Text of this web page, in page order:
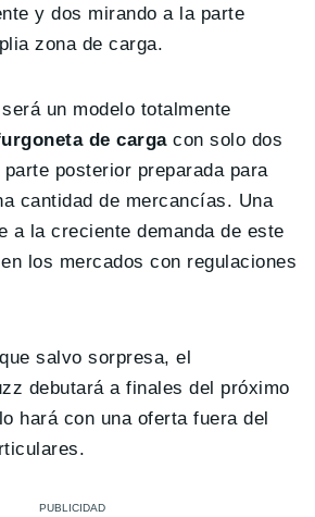
y dos mirando a la parte
zona de carga.
un modelo totalmente
de cargacon solo dos
posterior preparada para
cantidad de mercancías. Una
a la creciente demanda de este
los mercados con regulaciones
salvo sorpresa, el
debutará a finales del próximo
hará con una oferta fuera del